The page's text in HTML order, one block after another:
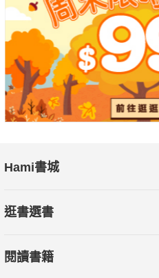
教育部人工智慧技術及應用領域
計》主持人
張陳基
未來人人都必須具備有「運算思
擬現實情境來練習和培養。在掌
來達到人機協作的高效率，並運
Hami書城
逛書選書
閱讀書籍